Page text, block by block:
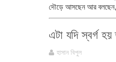
দৌড়ে আসছেন আর বলছেন,
এটা যদি স্বর্গ
হাসান বিপুল